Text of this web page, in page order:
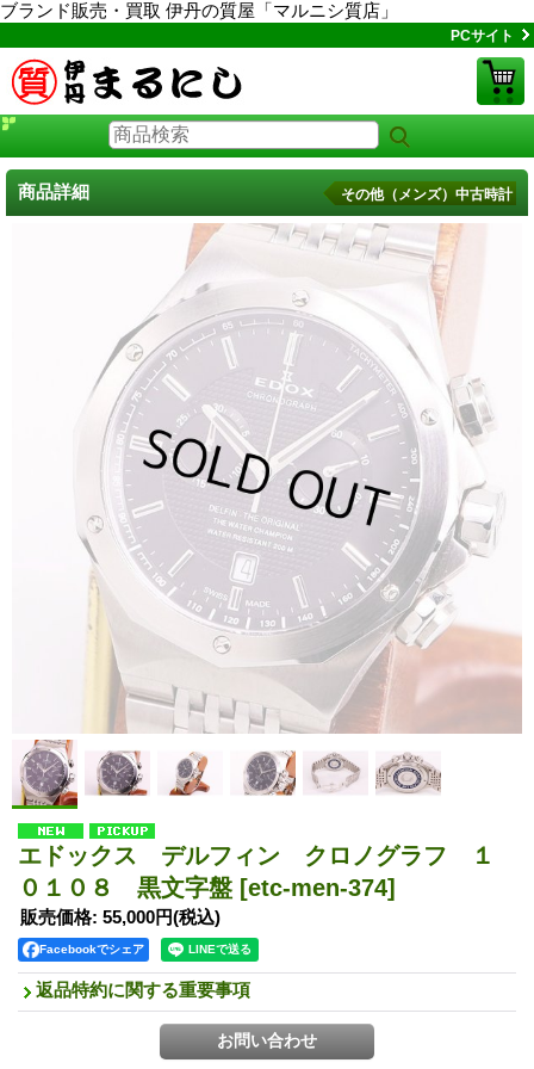
ブランド販売・買取 伊丹の質屋「マルニシ質店」
PCサイト
商品詳細 その他（メンズ）中古時計
エドックス デルフィン クロノグラフ １
０１０８ 黒文字盤 [etc-men-374]
販売価格: 55,000円(税込)
Facebookでシェア
返品特約に関する重要事項